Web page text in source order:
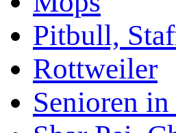
Pitbull,
Rottweiler
Senioren